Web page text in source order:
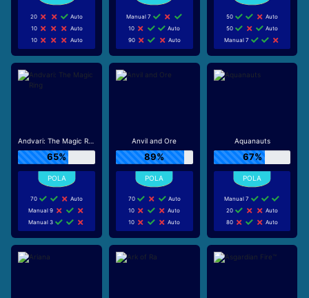
20
Auto
10
Auto
10
Auto
Manual 7
10
Auto
90
Auto
50
Auto
50
Auto
Manual 7
Andvari: The Magic Ring
65%
70
Auto
Manual 9
Manual 3
Anvil and Ore
89%
70
Auto
10
Auto
10
Auto
Aquanauts
67%
Manual 7
20
Auto
80
Auto